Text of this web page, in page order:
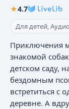
★4.7
Для детей,
Приключения
знакомой
детском саду,
бездомным
встретиться
деревне. А